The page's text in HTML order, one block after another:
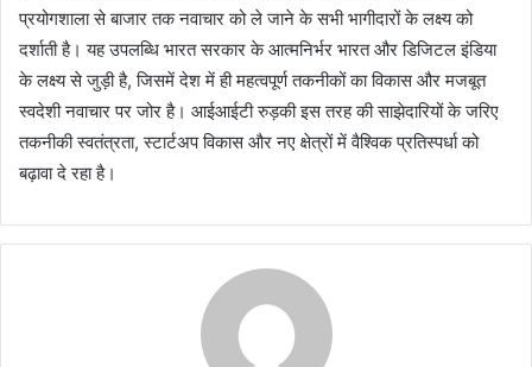
प्रयोगशाला से बाजार तक नवाचार को ले जाने के सभी भागीदारों के लक्ष्य को
दर्शाती है। यह उपलब्धि भारत सरकार के आत्मनिर्भर भारत और डिजिटल इंडिया
के लक्ष्य से जुड़ी है, जिसमें देश में ही महत्वपूर्ण तकनीकों का विकास और मजबूत
स्वदेशी नवाचार पर जोर है। आईआईटी रुड़की इस तरह की साझेदारियों के जरिए
तकनीकी स्वतंत्रता, स्टार्टअप विकास और नए क्षेत्रों में वैश्विक प्रतिस्पर्धा को
बढ़ावा दे रहा है।